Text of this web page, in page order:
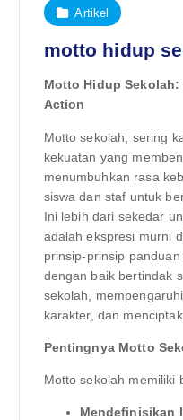
Artikel
motto hidup
Motto Hidup
Action
Motto sekolah, sering
kekuatan yang
menumbuhkan rasa
siswa dan staf untuk
Ini lebih dari sekedar
adalah ekspresi murni
prinsip-prinsip
dengan baik bertindak
sekolah,
karakter, dan
Pentingnya Motto
Motto sekolah memiliki
Mendefinisikan